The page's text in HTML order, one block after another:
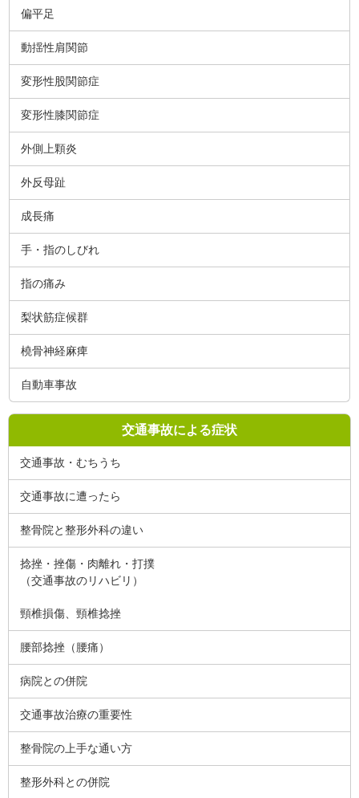
偏平足
動揺性肩関節
変形性股関節症
変形性膝関節症
外側上顆炎
外反母趾
成長痛
手・指のしびれ
指の痛み
梨状筋症候群
橈骨神経麻痺
自動車事故
交通事故による症状
交通事故・むちうち
交通事故に遭ったら
整骨院と整形外科の違い
捻挫・挫傷・肉離れ・打撲
（交通事故のリハビリ）
頸椎損傷、頸椎捻挫
腰部捻挫（腰痛）
病院との併院
交通事故治療の重要性
整骨院の上手な通い方
整形外科との併院